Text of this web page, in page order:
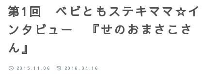
第1回 ベビともステキママ☆イ
ンタビュー 『せのおまさこさ
ん』
2015.11.06 2016.04.16